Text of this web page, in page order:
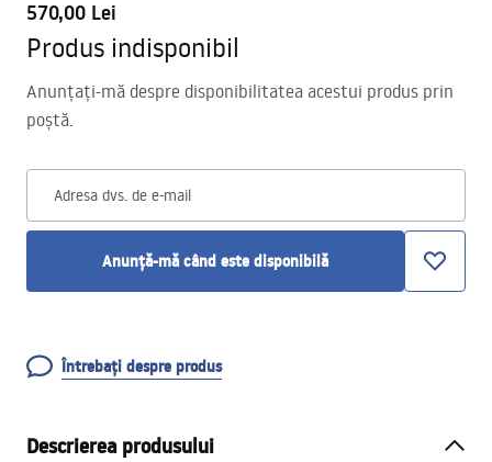
570,00 Lei
Produs indisponibil
Anunțați-mă despre disponibilitatea acestui produs prin
poștă.
Adresa dvs. de e-mail
Anunță-mă când este disponibilă
Întrebați despre produs
Descrierea produsului